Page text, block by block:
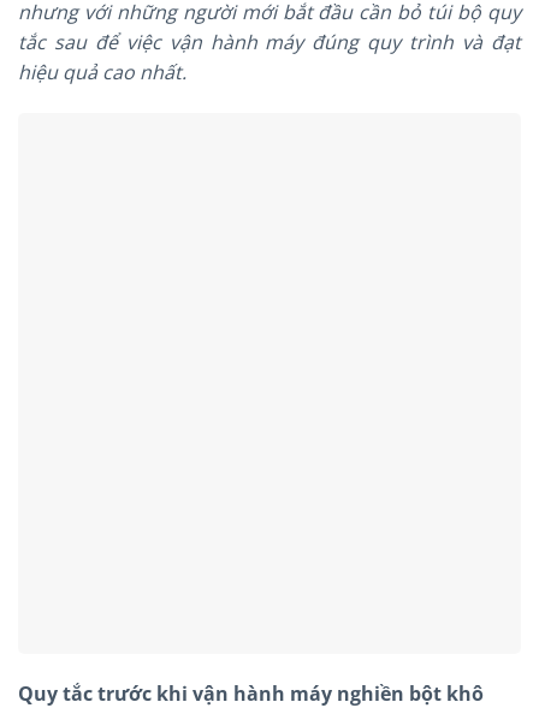
nhưng với những người mới bắt đầu cần bỏ túi bộ quy
tắc sau để việc vận hành máy đúng quy trình và đạt
hiệu quả cao nhất.
Quy tắc trước khi vận hành máy nghiền bột khô